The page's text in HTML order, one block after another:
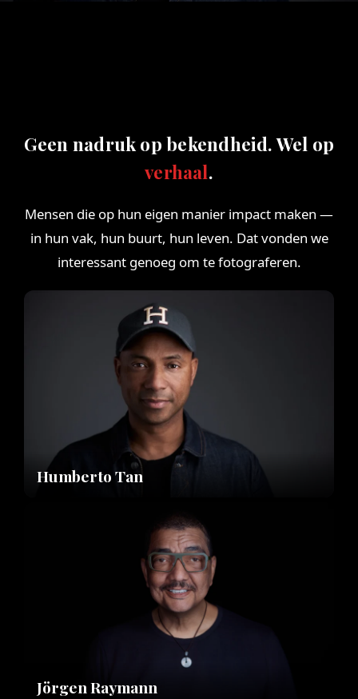
Geen nadruk op bekendheid. Wel op
verhaal.
Mensen die op hun eigen manier impact maken —
in hun vak, hun buurt, hun leven. Dat vonden we
interessant genoeg om te fotograferen.
Humberto Tan
Jörgen Raymann